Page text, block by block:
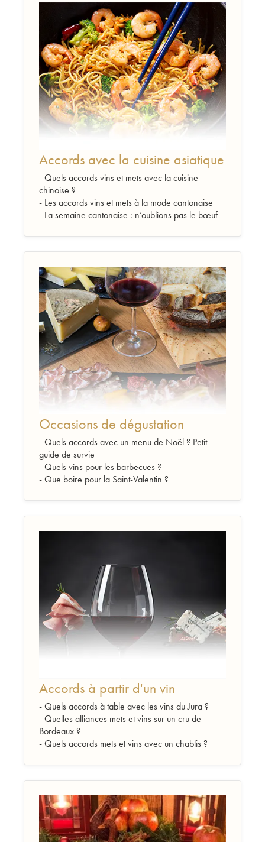
Accords avec la cuisine asiatique
- Quels accords vins et mets avec la cuisine
chinoise ?
- Les accords vins et mets à la mode cantonaise
- La semaine cantonaise : n’oublions pas le bœuf
Occasions de dégustation
- Quels accords avec un menu de Noël ? Petit
guide de survie
- Quels vins pour les barbecues ?
- Que boire pour la Saint-Valentin ?
Accords à partir d'un vin
- Quels accords à table avec les vins du Jura ?
- Quelles alliances mets et vins sur un cru de
Bordeaux ?
- Quels accords mets et vins avec un chablis ?